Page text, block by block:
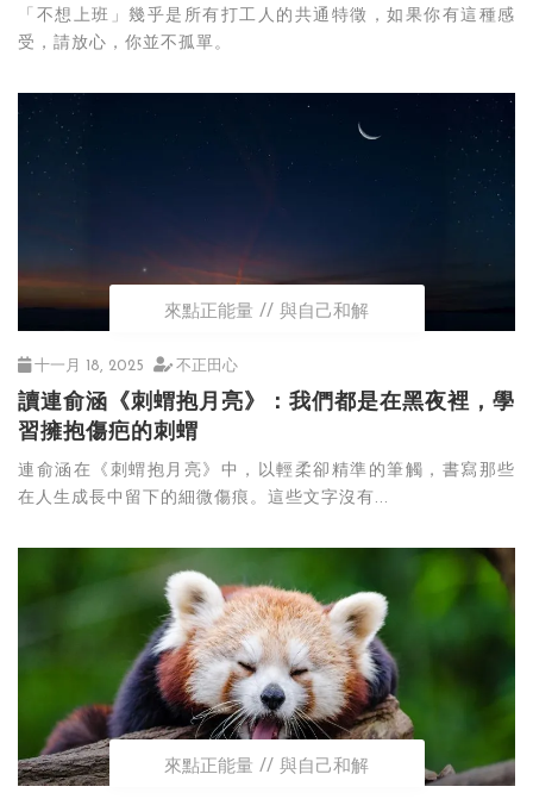
「不想上班」幾乎是所有打工人的共通特徵，如果你有這種感
受，請放心，你並不孤單。
來點正能量 與自己和解
十一月 18, 2025 不正田心
讀連俞涵《刺蝟抱月亮》：我們都是在黑夜裡，學
習擁抱傷疤的刺蝟
連俞涵在《刺蝟抱月亮》中，以輕柔卻精準的筆觸，書寫那些
在人生成長中留下的細微傷痕。這些文字沒有...
來點正能量 與自己和解